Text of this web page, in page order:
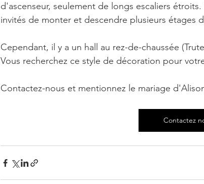
d'ascenseur, seulement de longs escaliers
invités de monter et descendre plusieurs étages
Cependant, il y a un hall au rez-de-chaussée
Vous recherchez ce style de décoration pour
Contactez-nous et mentionnez le mariage
Contactez